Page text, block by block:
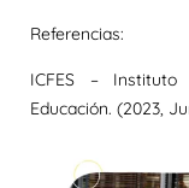
Referencias:
ICFES –
Educación. (2023,